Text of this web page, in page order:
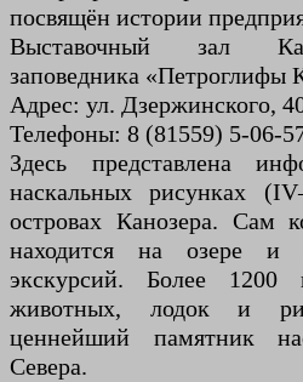
посвящён истории
Выставочный зал
заповедника «Петроглифы
Адрес: ул. Дзержинского,
Телефоны: 8 (81559) 5-06-
Здесь представлена
наскальных рисунках
островах Канозера. Сам
находится на озере и
экскурсий. Более 1200
животных, лодок и
ценнейший памятник
Севера.